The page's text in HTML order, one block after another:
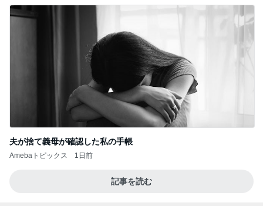
夫が捨て義母が確認した私の手帳
Amebaトピックス 1日前
記事を読む